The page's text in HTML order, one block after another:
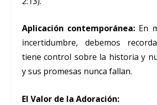
Aplicación contemporánea: En
incertidumbre, debemos
tiene control sobre la historia y
y sus promesas nunca fallan.
El Valor de la Adoración: